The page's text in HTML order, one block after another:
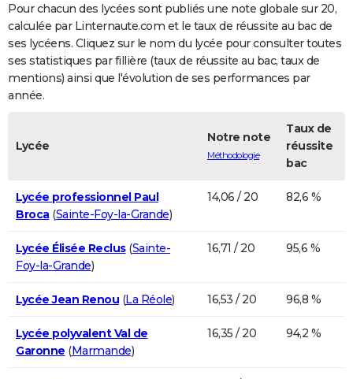
S'inscrire
Se connecter
Lycées
Collèges
Primaires
Universités
Entreprises
Service militaire
Avis de recherche
AVIS DE DÉCÈS
FORUM
Bricolage
Lifestyle
Culture
Sport
Auto
Television
Voyage
Cinema
Pour chacun des lycées sont publiés une note globale sur 20,
calculée par Linternaute.com et le taux de réussite au bac de
ses lycéens. Cliquez sur le nom du lycée pour consulter toutes
ses statistiques par fillière (taux de réussite au bac, taux de
mentions) ainsi que l'évolution de ses performances par
année.
Lycée
Notre note
Méthodologie
Taux de
réussite
bac
Lycée professionnel Paul
Broca(Sainte-Foy-la-Grande)
14,06 / 20 82,6 %
Lycée Élisée Reclus(Sainte-
Foy-la-Grande)
16,71 / 20 95,6 %
Lycée Jean Renou (La Réole) 16,53 / 20 96,8 %
Lycée polyvalent Val de
Garonne (Marmande)
16,35 / 20 94,2 %